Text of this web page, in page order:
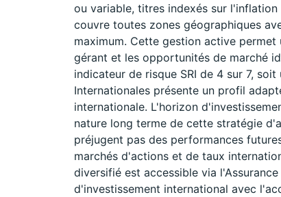
ou variable, titres indexés sur
couvre toutes zones géographiques
maximum. Cette gestion active
gérant et les opportunités de marché
indicateur de risque SRI de 4 sur 7,
Internationales présente un profil
internationale. L'horizon
nature long terme de cette stratégie
préjugent pas des performances
marchés d'actions et de taux
diversifié est accessible via
d'investissement international avec